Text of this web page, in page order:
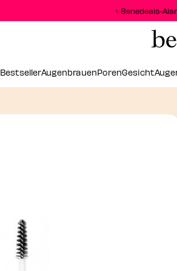
✨Benedeals-
BestsellerAugenbrauenPorenGesicht